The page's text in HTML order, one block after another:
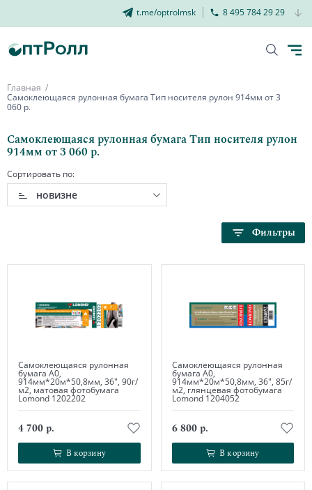
t.me/optrolmsk 8 495 784 29 29
Главная
Самоклеющаяся рулонная бумага Тип носителя рулон 914мм от 3
060 р.
Самоклеющаяся рулонная бумага Тип носителя рулон
914мм от 3 060 р.
Сортировать по:
новизне
Фильтры
Самоклеющаяся рулонная
бумага А0,
914мм*20м*50,8мм, 36", 90г/
м2, матовая фотобумага
Lomond 1202202
4 700 р.
В корзину
В корзину
Самоклеющаяся рулонная
бумага А0,
914мм*20м*50,8мм, 36", 85г/
м2, глянцевая фотобумага
Lomond 1204052
6 800 р.
В корзину
В корзину